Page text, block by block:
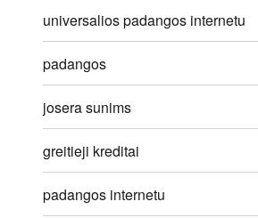
universalios padangos internetu
padangos
josera sunims
greitieji kreditai
padangos internetu